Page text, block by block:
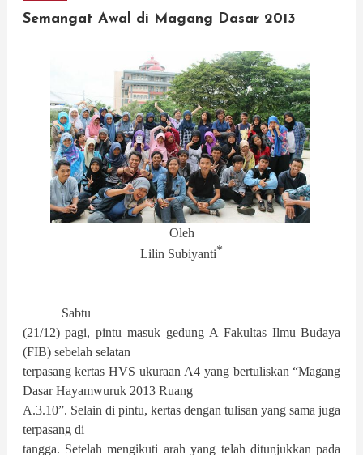
Semangat Awal di Magang Dasar 2013
Oleh
Lilin Subiyanti*
Sabtu
(21/12) pagi, pintu masuk gedung A Fakultas Ilmu Budaya
(FIB) sebelah selatan
terpasang kertas HVS ukuraan A4 yang bertuliskan “Magang
Dasar Hayamwuruk 2013 Ruang
A.3.10”. Selain di pintu, kertas dengan tulisan yang sama juga
terpasang di
tangga. Setelah mengikuti arah yang telah ditunjukkan pada